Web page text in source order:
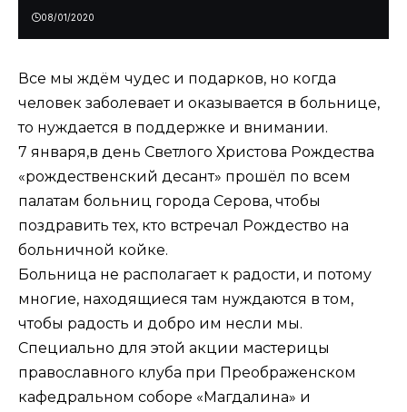
08/01/2020
Все мы ждём чудес и подарков, но когда
человек заболевает и оказывается в больнице,
то нуждается в поддержке и внимании.
7 января,в день Светлого Христова Рождества
«рождественский десант» прошёл по всем
палатам больниц города Серова, чтобы
поздравить тех, кто встречал Рождество на
больничной койке.
Больница не располагает к радости, и потому
многие, находящиеся там нуждаются в том,
чтобы радость и добро им несли мы.
Специально для этой акции мастерицы
православного клуба при Преображенском
кафедральном соборе «Магдалина» и